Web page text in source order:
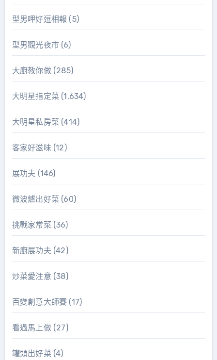
型男呷好逗相報 (5)
型男觀光夜市(6)
大廚教你做(285)
大明星指定菜 (1,634)
大明星私房菜 (414)
客家好滋味(12)
展功夫 (146)
微波爐出好菜 (60)
挑戰家常菜 (36)
新廚展功夫 (42)
炒菜愛注意 (38)
百變創意大師賽 (17)
看過馬上做(27)
罐頭出好菜 (4)